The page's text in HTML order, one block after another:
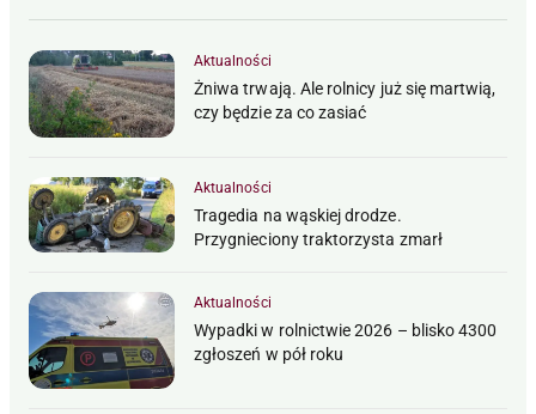
Aktualności
Żniwa trwają. Ale rolnicy już się martwią,
czy będzie za co zasiać
Aktualności
Tragedia na wąskiej drodze.
Przygnieciony traktorzysta zmarł
Aktualności
Wypadki w rolnictwie 2026 – blisko 4300
zgłoszeń w pół roku